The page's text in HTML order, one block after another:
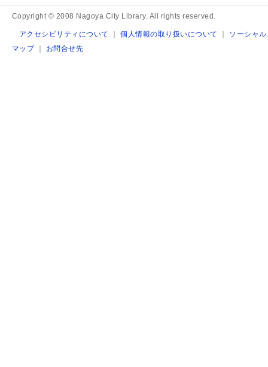
Copyright © 2008 Nagoya City Library. All rights reserved.
アクセシビリティについて ｜個人情報の取り扱いについて ｜ ソーシャ
マップ｜ お問合せ先